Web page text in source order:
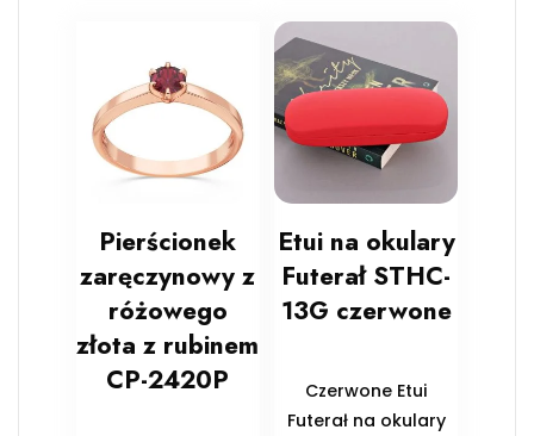
Pierścionek
zaręczynowy z
różowego
złota z rubinem
CP-2420P
Etui na okulary
Futerał STHC-
13G czerwone
Czerwone Etui
Futerał na okulary